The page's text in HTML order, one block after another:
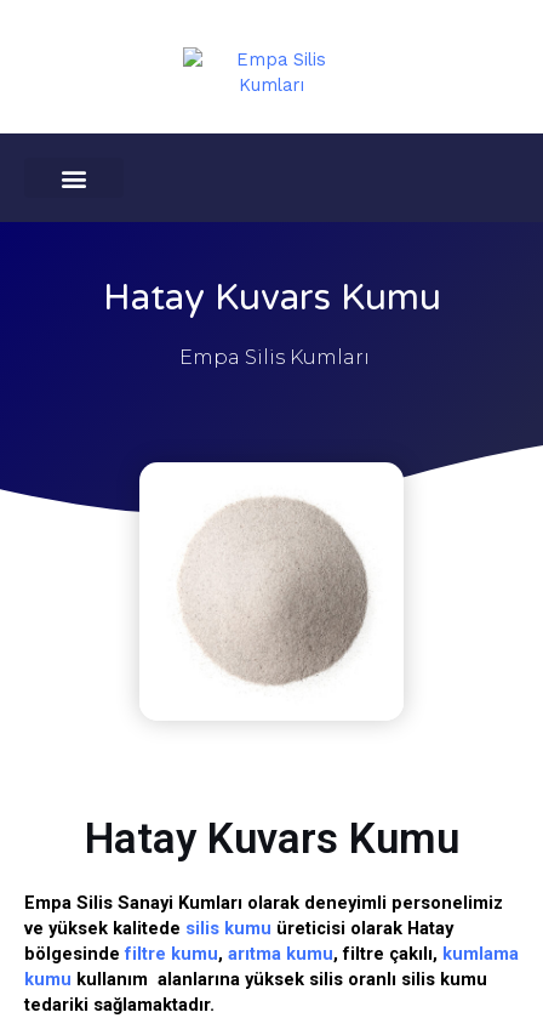
Hatay Kuvars Kumu
Empa Silis Kumları
Hatay Kuvars Kumu
Empa Silis Sanayi Kumları olarak deneyimli personelimiz
ve yüksek kalitede silis kumu üreticisi olarak Hatay
bölgesindefiltre kumu, arıtma kumu, filtre çakılı, kumlama
kumu kullanım alanlarına yüksek silis oranlı silis kumu
tedariki sağlamaktadır.